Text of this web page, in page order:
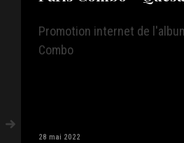
Promotion internet de
Combo
28 mai 2022